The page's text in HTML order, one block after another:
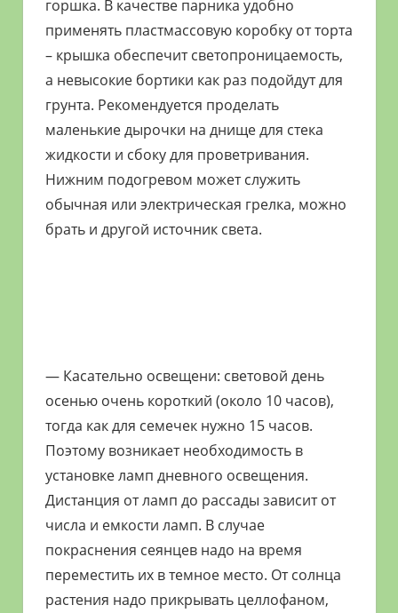
горшка. В качестве парника удобно
применять пластмассовую коробку от торта
– крышка обеспечит светопроницаемость,
а невысокие бортики как раз подойдут для
грунта. Рекомендуется проделать
маленькие дырочки на днище для стека
жидкости и сбоку для проветривания.
Нижним подогревом может служить
обычная или электрическая грелка, можно
брать и другой источник света.
— Касательно освещени: световой день
осенью очень короткий (около 10 часов),
тогда как для семечек нужно 15 часов.
Поэтому возникает необходимость в
установке ламп дневного освещения.
Дистанция от ламп до рассады зависит от
числа и емкости ламп. В случае
покраснения сеянцев надо на время
переместить их в темное место. От солнца
растения надо прикрывать целлофаном,